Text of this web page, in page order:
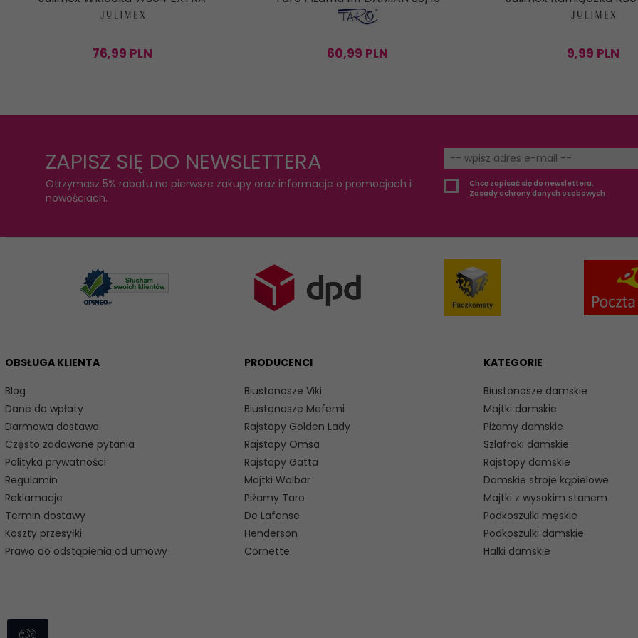
76,99 PLN 60,99 PLN 9,99 PLN
ZAPISZ SIĘ DO NEWSLETTERA
Otrzymasz 5% rabatu na pierwsze zakupy oraz informacje o promocjach i
nowościach.
Chcę zapisać się do newslettera.
Zasady ochrony danych osobowych
OBSŁUGA KLIENTA
Blog
Dane do wpłaty
Darmowa dostawa
Często zadawane pytania
Polityka prywatności
Regulamin
Reklamacje
Termin dostawy
Koszty przesyłki
Prawo do odstąpienia od umowy
PRODUCENCI
Biustonosze Viki
Biustonosze Mefemi
Rajstopy Golden Lady
Rajstopy Omsa
Rajstopy Gatta
Majtki Wolbar
Piżamy Taro
De Lafense
Henderson
Cornette
KATEGORIE
Biustonosze damskie
Majtki damskie
Piżamy damskie
Szlafroki damskie
Rajstopy damskie
Damskie stroje kąpielowe
Majtki z wysokim stanem
Podkoszulki męskie
Podkoszulki damskie
Halki damskie